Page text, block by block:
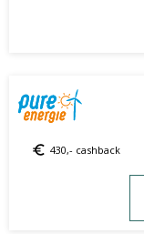
430,- cashback